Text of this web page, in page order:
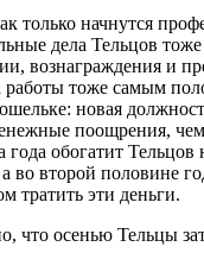
только начнутся
дела Тельцов
вознаграждения и
работы тоже самым
новая
поощрения,
обогатит Тельцов
во второй половине
тратить эти деньги.
что осенью Тельцы